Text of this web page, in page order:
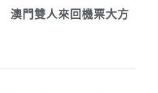
澳門雙人來回機票大方